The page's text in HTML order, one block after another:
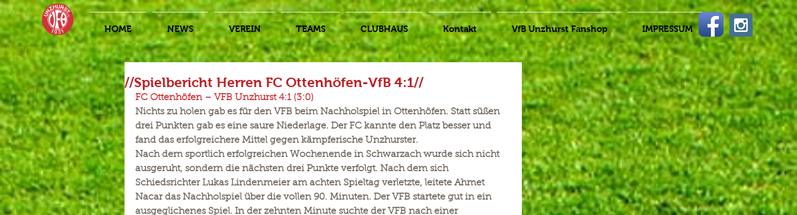
HOME NEWS VEREIN TEAMS CLUBHAUS Kontakt VfB Unzhurst Fanshop IMPRESSUM
//Spielbericht Herren FC Ottenhöfen-VfB 4:1//
FC Ottenhöfen – VFB Unzhurst 4:1 (3:0)
Nichts zu holen gab es für den VFB beim Nachholspiel in Ottenhöfen. Statt süßen
drei Punkten gab es eine saure Niederlage. Der FC kannte den Platz besser und
fand das erfolgreichere Mittel gegen kämpferische Unzhurster.
Nach dem sportlich erfolgreichen Wochenende in Schwarzach wurde sich nicht
ausgeruht, sondern die nächsten drei Punkte verfolgt. Nach dem sich
Schiedsrichter Lukas Lindenmeier am achten Spieltag verletzte, leitete Ahmet
Nacar das Nachholspiel über die vollen 90. Minuten. Der VFB startete gut in ein
ausgeglichenes Spiel. In der zehnten Minute suchte der VFB nach einer